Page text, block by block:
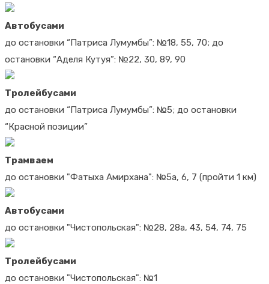
Автобусами
до остановки “Патриса Лумумбы”: №18, 55, 70; до
остановки “Аделя Кутуя”: №22, 30, 89, 90
Тролейбусами
до остановки “Патриса Лумумбы”: №5; до остановки
“Красной позиции”
Трамваем
до остановки "Фатыха Амирхана": №5а, 6, 7 (пройти 1 км)
Автобусами
до остановки "Чистопольская": №28, 28а, 43, 54, 74, 75
Тролейбусами
до остановки "Чистопольская": №1